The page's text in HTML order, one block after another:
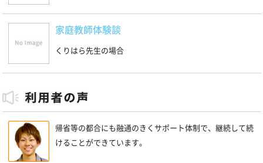
家庭教師体験談
くりはら先生の場合
帰省等の都合にも融通のきくサポート体制で、継続して続
けることができています。